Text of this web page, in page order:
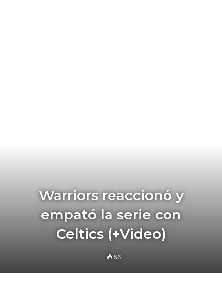
Warriors reaccionó y
empató la serie con
Celtics (+Video)
56